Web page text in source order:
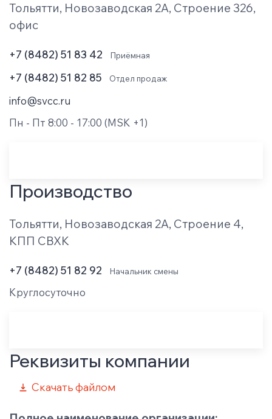
Тольятти, Новозаводская 2А, Строение 326,
офис
+7 (8482) 51 83 42 Приёмная
+7 (8482) 51 82 85 Отдел продаж
info@svcc.ru
Пн - Пт 8:00 - 17:00 (MSK +1)
Производство
Тольятти, Новозаводская 2А, Строение 4,
КПП СВХК
+7 (8482) 51 82 92 Начальник смены
Круглосуточно
Реквизиты компании
Скачать файлом